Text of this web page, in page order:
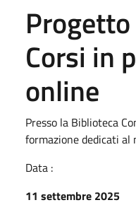
Corsi in
online
Presso la Biblioteca
formazione dedicati al
Data :
11 settembre 2025